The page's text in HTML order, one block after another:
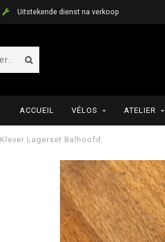
Uitstekende dienst na verkoop
ACCUEIL VÉLOS ATELIER
Klever Lagerset Balhoofd